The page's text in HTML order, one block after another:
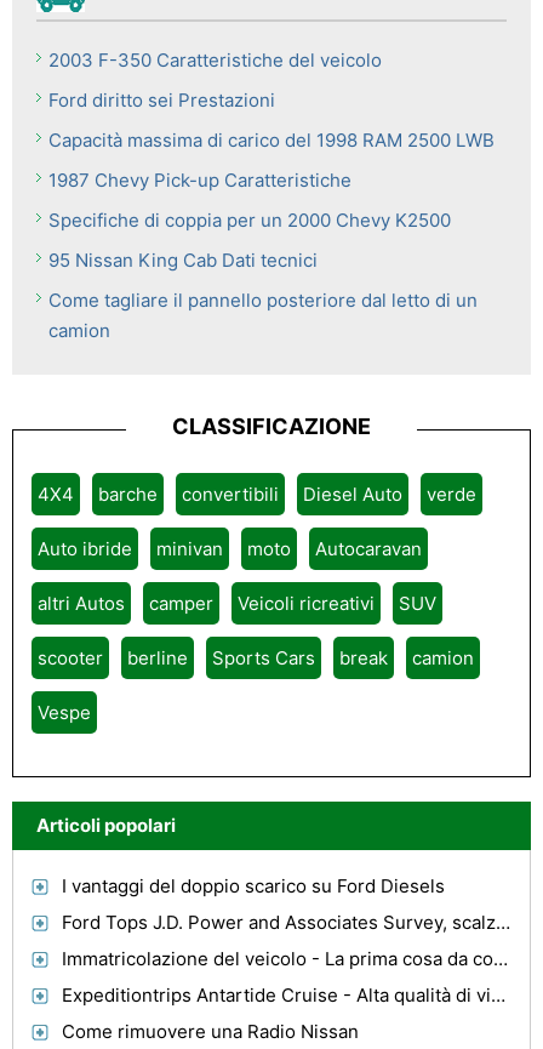
2003 F-350 Caratteristiche del veicolo
Ford diritto sei Prestazioni
Capacità massima di carico del 1998 RAM 2500 LWB
1987 Chevy Pick-up Caratteristiche
Specifiche di coppia per un 2000 Chevy K2500
95 Nissan King Cab Dati tecnici
Come tagliare il pannello posteriore dal letto di un
camion
CLASSIFICAZIONE
4X4 barche convertibili Diesel Auto verde
Auto ibride minivan moto Autocaravan
altri Autos camper Veicoli ricreativi SUV
scooter berline Sports Cars break camion
Vespe
Articoli popolari
I vantaggi del doppio scarico su Ford Diesels
Ford Tops J.D. Power and Associates Survey, scalza Toyota
Immatricolazione del veicolo - La prima cosa da controllare quando si cerca una macchina usata
Expeditiontrips Antartide Cruise - Alta qualità di viaggio di crociera per tutti gli ospiti
Come rimuovere una Radio Nissan